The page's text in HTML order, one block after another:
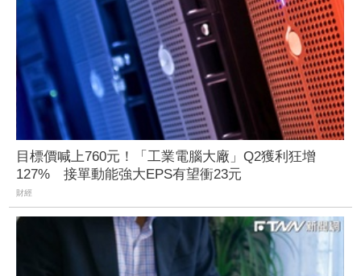
目標價喊上760元！「工業電腦大廠」Q2獲利狂增
127% 接單動能強大EPS有望衝23元
財經